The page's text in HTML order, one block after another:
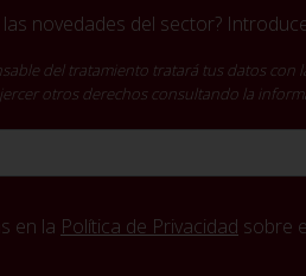
novedades del sector?
del tratamiento tratará tus datos
otros derechos consultando la
en la Política de Privacidad sobre